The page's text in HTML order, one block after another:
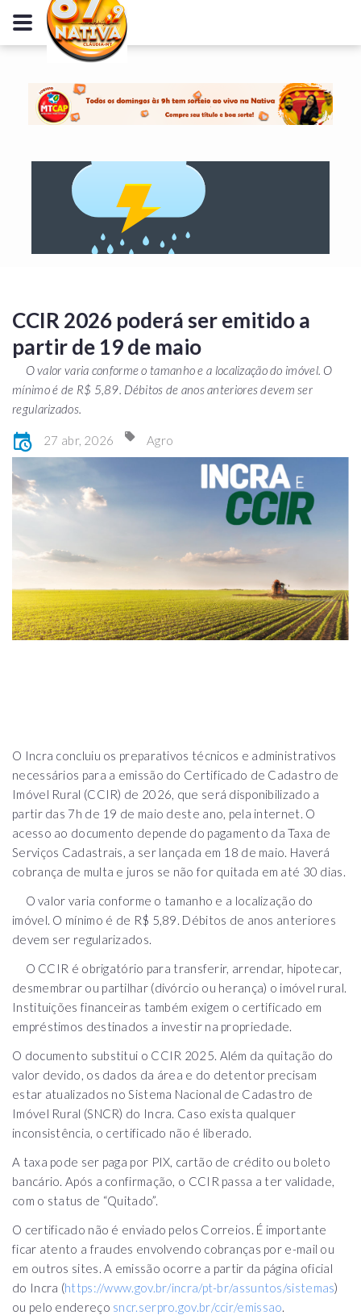
CCIR 2026 poderá ser emitido a
partir de 19 de maio
O valor varia conforme o tamanho e a localização do imóvel. O
mínimo é de R$ 5,89. Débitos de anos anteriores devem ser
regularizados.
27 abr, 2026 Agro
O Incra concluiu os preparativos técnicos e administrativos
necessários para a emissão do Certificado de Cadastro de
Imóvel Rural (CCIR) de 2026, que será disponibilizado a
partir das 7h de 19 de maio deste ano, pela internet. O
acesso ao documento depende do pagamento da Taxa de
Serviços Cadastrais, a ser lançada em 18 de maio. Haverá
cobrança de multa e juros se não for quitada em até 30 dias.
O valor varia conforme o tamanho e a localização do
imóvel. O mínimo é de R$ 5,89. Débitos de anos anteriores
devem ser regularizados.
O CCIR é obrigatório para transferir, arrendar, hipotecar,
desmembrar ou partilhar (divórcio ou herança) o imóvel rural.
Instituições financeiras também exigem o certificado em
empréstimos destinados a investir na propriedade.
O documento substitui o CCIR 2025. Além da quitação do
valor devido, os dados da área e do detentor precisam
estar atualizados no Sistema Nacional de Cadastro de
Imóvel Rural (SNCR) do Incra. Caso exista qualquer
inconsistência, o certificado não é liberado.
A taxa pode ser paga por PIX, cartão de crédito ou boleto
bancário. Após a confirmação, o CCIR passa a ter validade,
com o status de “Quitado”.
O certificado não é enviado pelos Correios. É importante
ficar atento a fraudes envolvendo cobranças por e-mail ou
em outros sites. A emissão ocorre a partir da página oficial
do Incra (https://www.gov.br/incra/pt-br/assuntos/sistemas)
ou pelo endereço sncr.serpro.gov.br/ccir/emissao.